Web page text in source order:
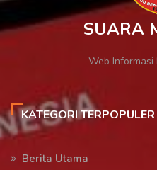
SUARA
Web Informasi
KATEGORI TERPOPULER
Berita Utama